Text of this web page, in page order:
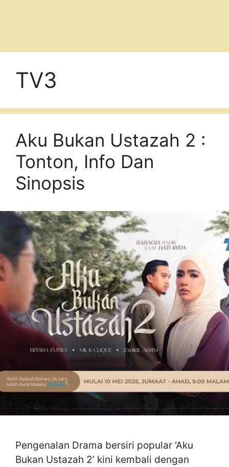
TV3
Aku Bukan Ustazah 2 :
Tonton, Info Dan
Sinopsis
Pengenalan Drama bersiri popular ‘Aku
Bukan Ustazah 2’ kini kembali dengan